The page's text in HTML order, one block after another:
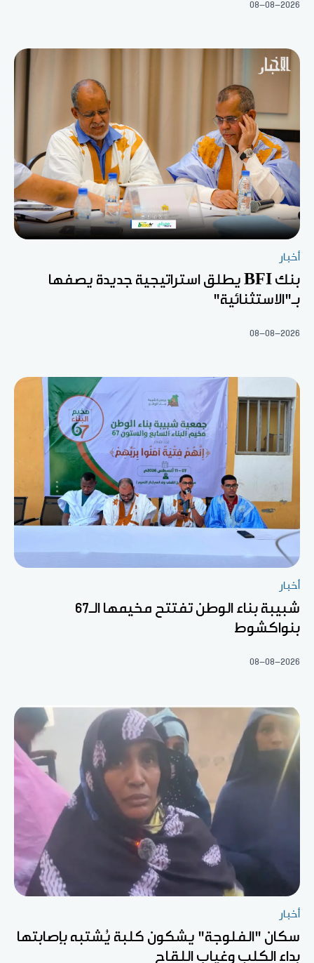
08-08-2026
أخبار
بنك BFI يطلق استراتيجية جديدة يصفها
بـ"الاستثنائية"
08-08-2026
أخبار
شبيبة بناء الوطن تفتتح مخيمها الـ67
بنواكشوط
08-08-2026
أخبار
سكان "الفلوجة" يشكون كلبة يُشتبه بإصابتها
بداء الكلب وغياب اللقاح